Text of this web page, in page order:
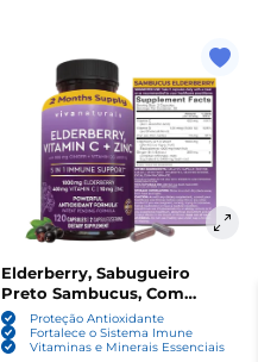
Elderberry, Sabugueiro
Preto Sambucus, Com
Vitamina C e D + Zinco, 120
Cápsulas, Viva Naturals
Proteção Antioxidante
Fortalece o Sistema Imune
Vitaminas e Minerais Essenciais